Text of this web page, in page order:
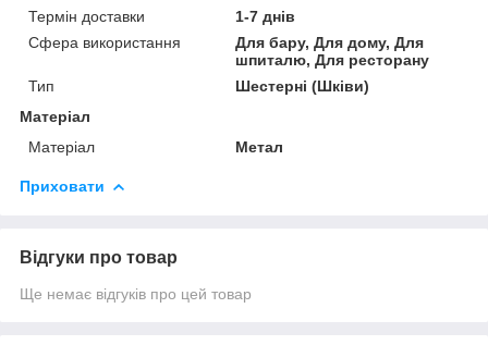
Термін доставки
1-7 днів
Сфера використання
Для бару, Для дому, Для
шпиталю, Для ресторану
Тип
Шестерні (Шківи)
Матеріал
Матеріал
Метал
Приховати
Відгуки про товар
Ще немає відгуків про цей товар